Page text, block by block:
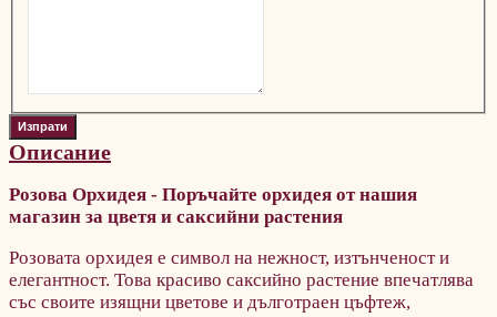
Описание
Розова Орхидея - Поръчайте орхидея от нашия
магазин за цветя и саксийни растения
Розовата орхидея е символ на нежност, изтънченост и
елегантност. Това красиво саксийно растение впечатлява
със своите изящни цветове и дълготраен цъфтеж,